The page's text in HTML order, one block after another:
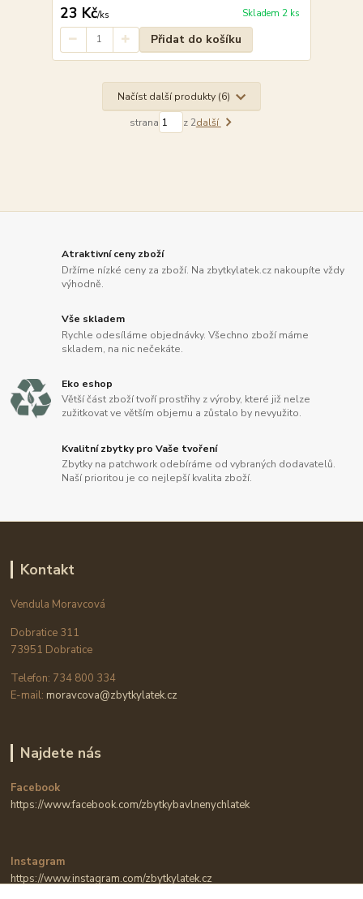
23 Kč/ks Skladem 2 ks
Přidat do košíku
Načíst další produkty (6)
strana z 2další
Atraktivní ceny zboží
Držíme nízké ceny za zboží. Na zbytkylatek.cz nakoupíte vždy
výhodně.
Vše skladem
Rychle odesíláme objednávky. Všechno zboží máme
skladem, na nic nečekáte.
Eko eshop
Větší část zboží tvoří prostřihy z výroby, které již nelze
zužitkovat ve větším objemu a zůstalo by nevyužito.
Kvalitní zbytky pro Vaše tvoření
Zbytky na patchwork odebíráme od vybraných dodavatelů.
Naší prioritou je co nejlepší kvalita zboží.
Kontakt
Vendula Moravcová
Dobratice 311
73951 Dobratice
Telefon: 734 800 334
E-mail: moravcova@zbytkylatek.cz
Najdete nás
Facebook
https://www.facebook.com/zbytkybavlnenychlatek
Instagram
https://www.instagram.com/zbytkylatek.cz